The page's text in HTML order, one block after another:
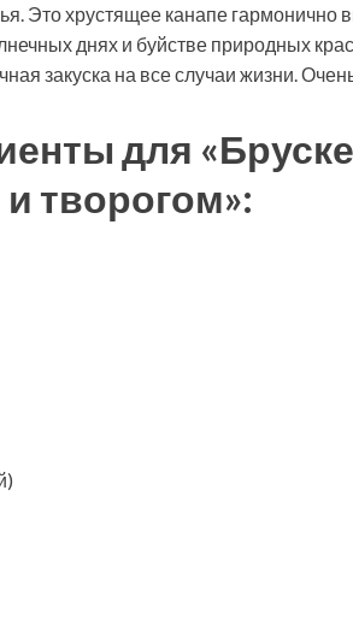
Это хрустящее канапе
днях и буйстве природных
закуска на все случаи жизни.
для
творогом»: